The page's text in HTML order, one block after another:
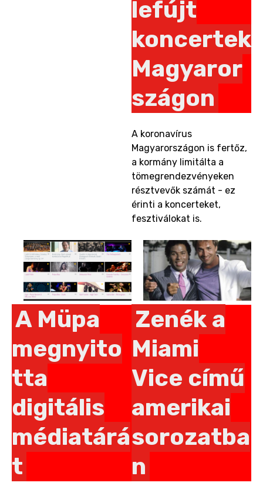
lefújt
koncertek
Magyaror
szágon
A koronavírus
Magyarországon is fertőz,
a kormány limitálta a
tömegrendezvényeken
résztvevők számát - ez
érinti a koncerteket,
fesztiválokat is.
A Müpa
megnyito
tta
digitális
médiatárá
t
Zenék a
Miami
Vice című
amerikai
sorozatba
n